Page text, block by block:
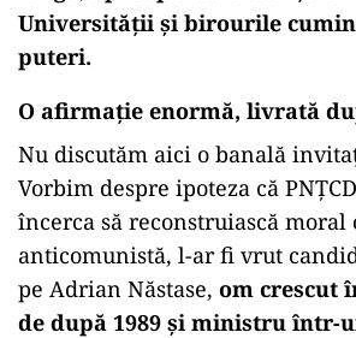
Universității și birourile
puteri.
O afirmație enormă, livrată
Nu discutăm aici o banală
Vorbim despre ipoteza că
încerca să reconstruiască moral
anticomunistă, l-ar fi vrut
pe Adrian Năstase, om crescut
de după 1989 și ministru într-